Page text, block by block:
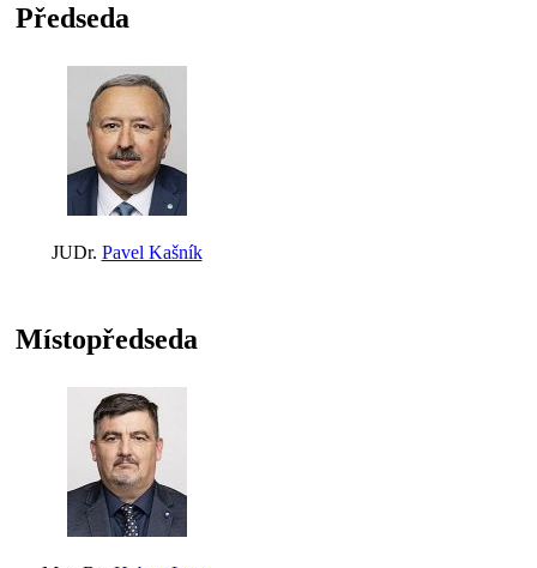
Předseda
JUDr. Pavel Kašník
Místopředseda